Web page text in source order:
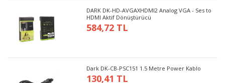
DARK DK-HD-AVGAXHDMI2 Analog VGA - Ses to
HDMI Aktif Dönüştürücü
584,72 TL
Dark DK-CB-PSC151 1.5 Metre Power Kablo
130,41 TL